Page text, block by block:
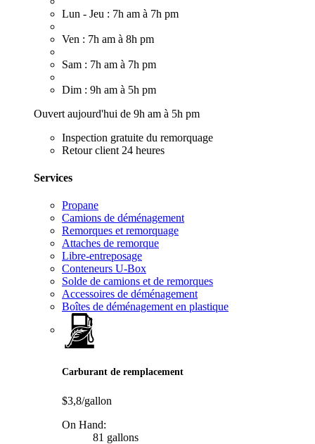
Lun - Jeu : 7h am à 7h pm
Ven : 7h am à 8h pm
Sam : 7h am à 7h pm
Dim : 9h am à 5h pm
Ouvert aujourd'hui de 9h am à 5h pm
Inspection gratuite du remorquage
Retour client 24 heures
Services
Propane
Camions de déménagement
Remorques et remorquage
Attaches de remorque
Libre-entreposage
Conteneurs U-Box
Solde de camions et de remorques
Accessoires de déménagement
Boîtes de déménagement en plastique
Carburant de remplacement
$3,8/gallon
On Hand:
81 gallons